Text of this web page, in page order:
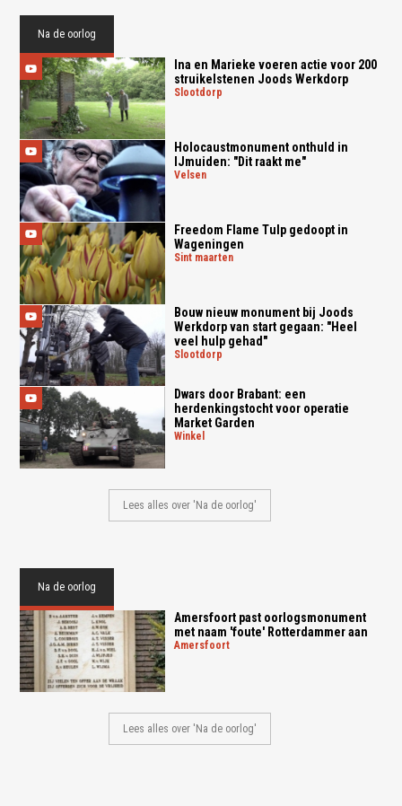
Na de oorlog
Ina en Marieke voeren actie voor 200
struikelstenen Joods Werkdorp
slootdorp
Holocaustmonument onthuld in
IJmuiden: "Dit raakt me"
velsen
Freedom Flame Tulp gedoopt in
Wageningen
sint maarten
Bouw nieuw monument bij Joods
Werkdorp van start gegaan: "Heel
veel hulp gehad"
slootdorp
Dwars door Brabant: een
herdenkingstocht voor operatie
Market Garden
winkel
Lees alles over 'Na de oorlog'
Na de oorlog
Amersfoort past oorlogsmonument
met naam 'foute' Rotterdammer aan
amersfoort
Lees alles over 'Na de oorlog'